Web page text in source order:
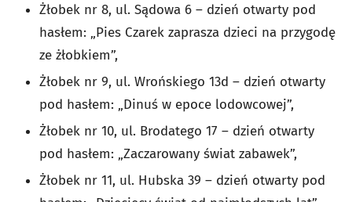
Żłobek nr 8, ul. Sądowa 6 – dzień otwarty pod
hasłem: „Pies Czarek zaprasza dzieci na przygodę
ze żłobkiem”,
Żłobek nr 9, ul. Wrońskiego 13d – dzień otwarty
pod hasłem: „Dinuś w epoce lodowcowej”,
Żłobek nr 10, ul. Brodatego 17 – dzień otwarty
pod hasłem: „Zaczarowany świat zabawek”,
Żłobek nr 11, ul. Hubska 39 – dzień otwarty pod